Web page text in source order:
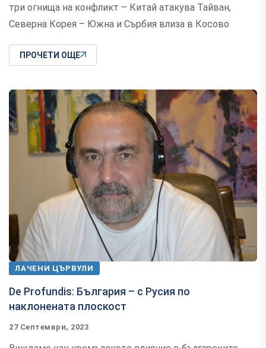
три огнища на конфликт – Китай атакува Тайван,
Северна Корея – Южна и Сърбия влиза в Косово
ПРОЧЕТИ ОЩЕ
ЛАЧЕНИ ЦЪРВУЛИ
De Profundis: България – с Русия по
наклонената плоскост
27 Септември, 2023